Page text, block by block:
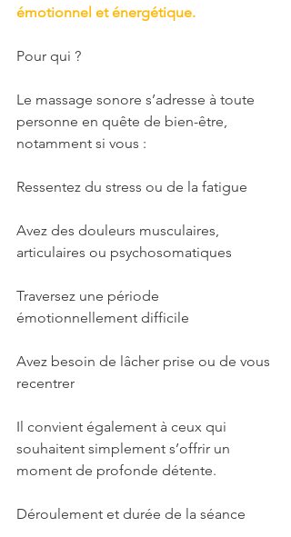
émotionnel et énergétique.
Pour qui ?
Le massage sonore s’adresse à toute
personne en quête de bien-être,
notamment si vous :
Ressentez du stress ou de la fatigue
Avez des douleurs musculaires,
articulaires ou psychosomatiques
Traversez une période
émotionnellement difficile
Avez besoin de lâcher prise ou de vous
recentrer
Il convient également à ceux qui
souhaitent simplement s’offrir un
moment de profonde détente.
Déroulement et durée de la séance